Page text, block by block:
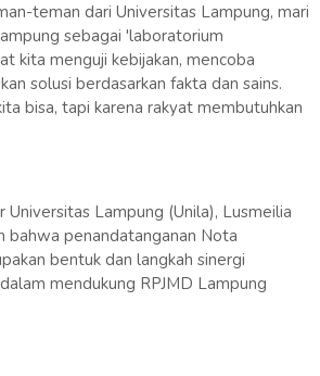
teman dari Universitas Lampung, mari
sebagai 'laboratorium
kita menguji kebijakan, mencoba
solusi berdasarkan fakta dan sains.
bisa, tapi karena rakyat membutuhkan
Lampung (Unila), Lusmeilia
bahwa penandatanganan Nota
bentuk dan langkah sinergi
mendukung RPJMD Lampung